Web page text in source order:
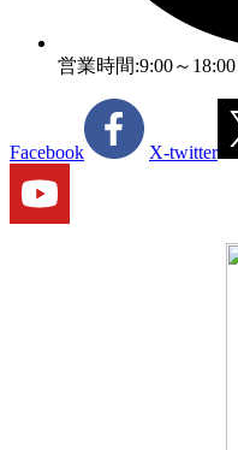
営業時間:9:00～
Facebook X-twitter